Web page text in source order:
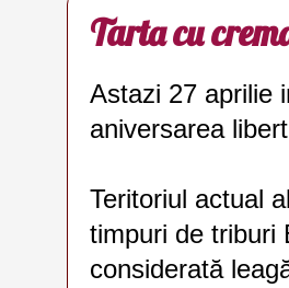
Tarta cu
Astazi 27 aprilie
aniversarea
Teritoriul actual
timpuri de triburi
considerată